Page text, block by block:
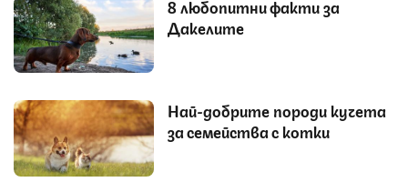
8 любопитни факти за
Дакелите
Най-добрите породи кучета
за семейства с котки